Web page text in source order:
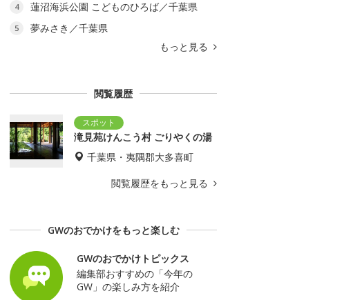
4 蓮沼海浜公園 こどものひろば／千葉県
5
夢みさき／千葉県
もっと見る
閲覧履歴
滝見苑けんこう村 ごりやくの湯
千葉県・夷隅郡大多喜町
閲覧履歴をもっと見る
GWのおでかけをもっと楽しむ
GWのおでかけトピックス
編集部おすすめの「今年の
GW」の楽しみ方を紹介